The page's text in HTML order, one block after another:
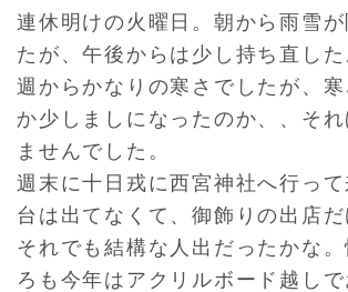
連休明けの火曜日。朝から雨雪が
たが、午後からは少 し持ち直し
週からかなりの寒さでしたが、
か少しましになったのか、、それ
ませんでした 。
週末に十日戎に西宮神社へ行っ
台は出てなくて、御飾りの出店だ
それでも結構な人出だったかな
ろも今年はアクリルボード越しで